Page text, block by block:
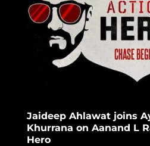
Jaideep Ahlawat joins
Khurrana on Aanand L
Hero